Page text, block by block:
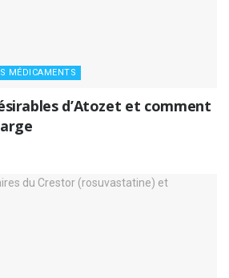
MÉDICAMENTS
d’Atozet et comment